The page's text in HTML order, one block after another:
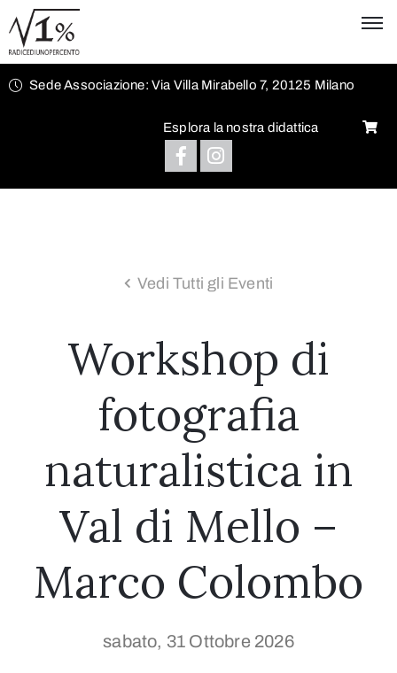
Sede Associazione: Via Villa Mirabello 7, 20125 Milano
Esplora la nostra didattica
Vedi Tutti gli Eventi
Workshop di
fotografia
naturalistica in
Val di Mello –
Marco Colombo
sabato, 31 Ottobre 2026